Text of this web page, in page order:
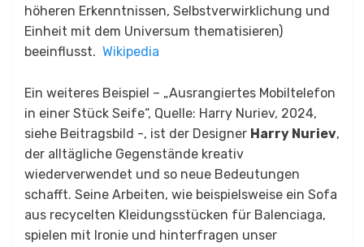
höheren Erkenntnissen, Selbstverwirklichung und
Einheit mit dem Universum thematisieren)
beeinflusst. Wikipedia
Ein weiteres Beispiel – „Ausrangiertes Mobiltelefon
in einer Stück Seife“, Quelle: Harry Nuriev, 2024,
siehe Beitragsbild -, ist der Designer Harry Nuriev,
der alltägliche Gegenstände kreativ
wiederverwendet und so neue Bedeutungen
schafft. Seine Arbeiten, wie beispielsweise ein Sofa
aus recycelten Kleidungsstücken für Balenciaga,
spielen mit Ironie und hinterfragen unser